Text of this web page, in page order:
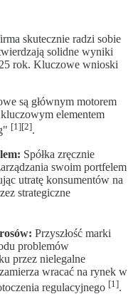
skutecznie radzi sobie
solidne wyniki
rok. Kluczowe wnioski
są głównym motorem
elementem
[1][2].
Spółka zręcznie
swoim portfelem
utratę konsumentów na
strategiczne
Przyszłość marki
problemów
przez nielegalne
wracać na rynek w
regulacyjnego [1].